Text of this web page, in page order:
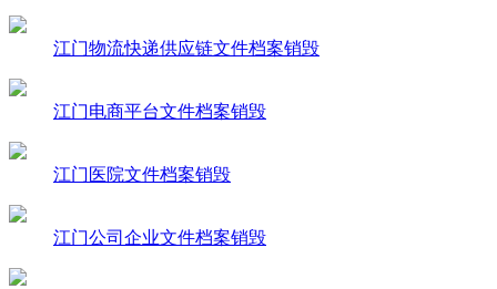
江门物流快递供应链文件档案销毁
江门电商平台文件档案销毁
江门医院文件档案销毁
江门公司企业文件档案销毁